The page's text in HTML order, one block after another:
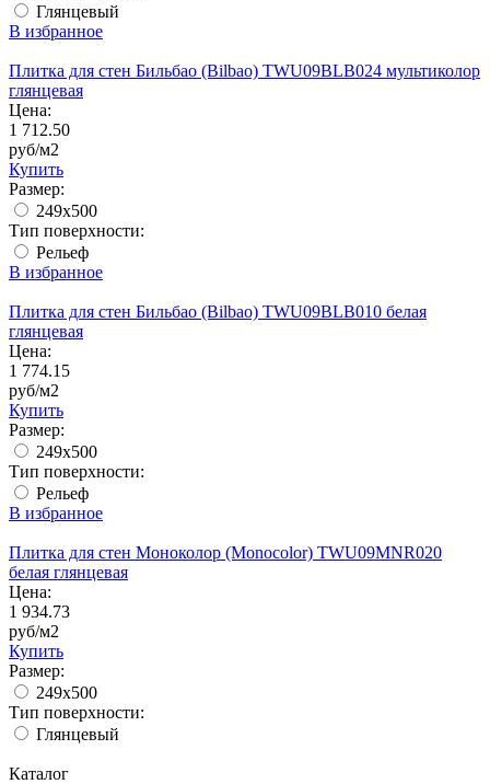
Глянцевый
В избранное
Плитка для стен Бильбао (Bilbao) TWU09BLB024 мультиколор
глянцевая
Цена:
1 712.50
руб/м2
Купить
Размер:
249x500
Тип поверхности:
Рельеф
В избранное
Плитка для стен Бильбао (Bilbao) TWU09BLB010 белая
глянцевая
Цена:
1 774.15
руб/м2
Купить
Размер:
249x500
Тип поверхности:
Рельеф
В избранное
Плитка для стен Моноколор (Monocolor) TWU09MNR020
белая глянцевая
Цена:
1 934.73
руб/м2
Купить
Размер:
249x500
Тип поверхности:
Глянцевый
Каталог